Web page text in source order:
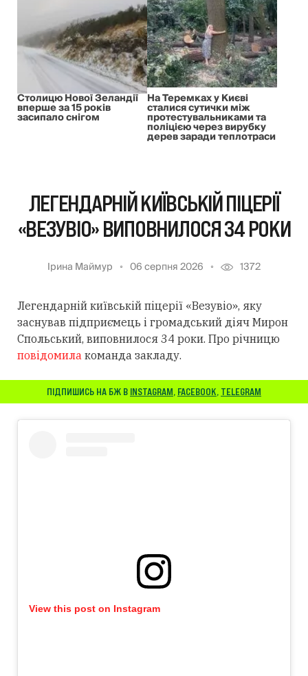
Столицю Нової Зеландії
вперше за 15 років
засипало снігом
На Теремках у Києві
сталися сутички між
протестувальниками та
поліцією через вирубку
дерев заради теплотраси
ЛЕГЕНДАРНІЙ КИЇВСЬКІЙ ПІЦЕРІЇ
«ВЕЗУВІО» ВИПОВНИЛОСЯ 34 РОКИ
Ірина Маймур 06 серпня 2026 1372
Легендарній київській піцерії «Везувіо», яку
заснував підприємець і громадський діяч Мирон
Спольський, виповнилося 34 роки. Про річницю
повідомила команда закладу.
ПІДПИШИСЬ НА БЖ В INSTAGRAM, FACEBOOK, TELEGRAM
View this post on Instagram